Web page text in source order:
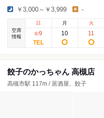
￥3,000～￥3,999 -
空席
情報
日
8/9
月
10
火
11
餃子のかっちゃん 高槻店
高槻市駅 117m / 居酒屋、餃子